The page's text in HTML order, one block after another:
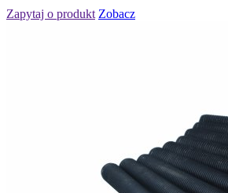
Zapytaj o produkt Zobacz